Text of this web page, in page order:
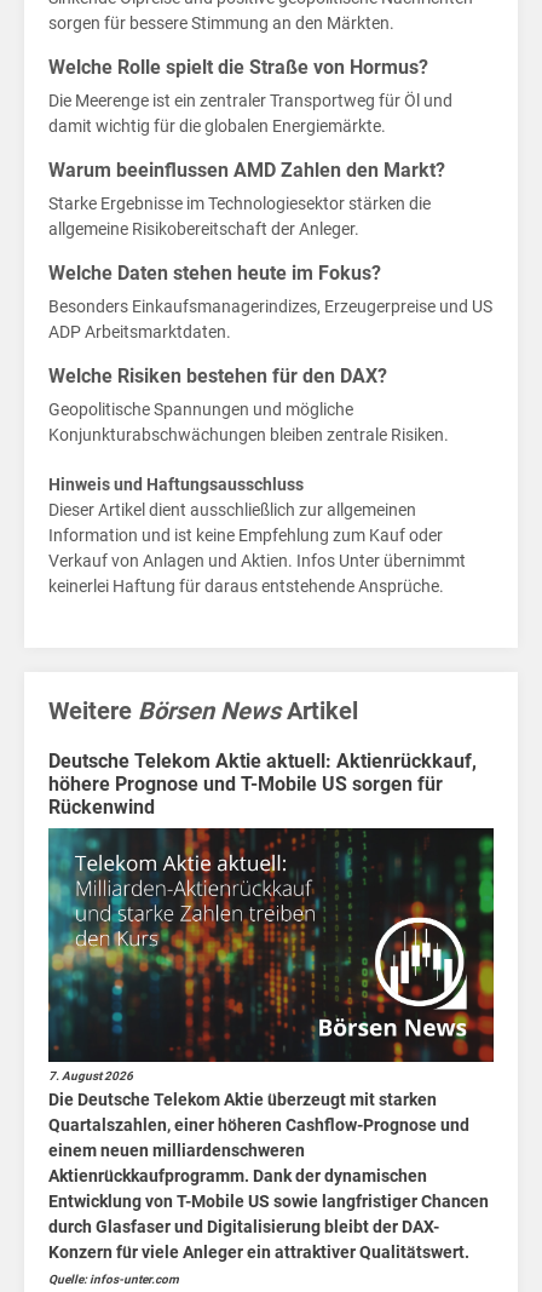
Home
Wirtschaft
Berlin
Finanzen
für
Kids
Börsen
News
Fakten
die
sorgen für bessere Stimmung an den Märkten.
Welche Rolle spielt die Straße von Hormus?
Die Meerenge ist ein zentraler Transportweg für Öl und
damit wichtig für die globalen Energiemärkte.
Warum beeinflussen AMD Zahlen den Markt?
Starke Ergebnisse im Technologiesektor stärken die
allgemeine Risikobereitschaft der Anleger.
Welche Daten stehen heute im Fokus?
Besonders Einkaufsmanagerindizes, Erzeugerpreise und US
ADP Arbeitsmarktdaten.
Welche Risiken bestehen für den DAX?
Geopolitische Spannungen und mögliche
Konjunkturabschwächungen bleiben zentrale Risiken.
Hinweis und Haftungsausschluss
Dieser Artikel dient ausschließlich zur allgemeinen
Information und ist keine Empfehlung zum Kauf oder
Verkauf von Anlagen und Aktien. Infos Unter übernimmt
keinerlei Haftung für daraus entstehende Ansprüche.
Weitere Börsen NewsArtikel
Deutsche Telekom Aktie aktuell: Aktienrückkauf,
höhere Prognose und T-Mobile US sorgen für
Rückenwind
7. August 2026
Die Deutsche Telekom Aktie überzeugt mit starken
Quartalszahlen, einer höheren Cashflow-Prognose und
einem neuen milliardenschweren
Aktienrückkaufprogramm. Dank der dynamischen
Entwicklung von T-Mobile US sowie langfristiger Chancen
durch Glasfaser und Digitalisierung bleibt der DAX-
Konzern für viele Anleger ein attraktiver Qualitätswert.
Quelle: infos-unter.com